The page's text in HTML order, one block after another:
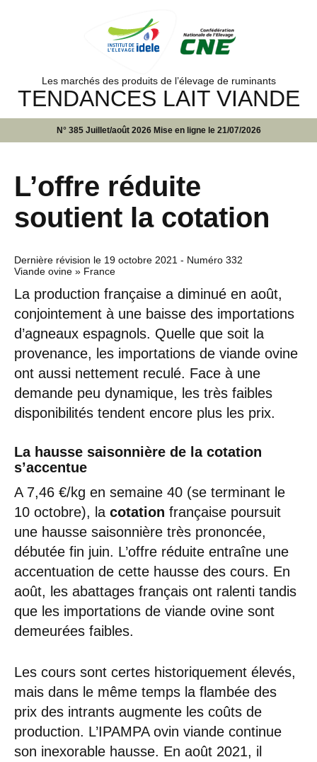
Les marchés des produits de l’élevage de ruminants
TENDANCES LAIT VIANDE
N° 385 Juillet/août 2026 Mise en ligne le 21/07/2026
L’offre réduite
soutient la cotation
Dernière révision le 19 octobre 2021 - Numéro 332
Viande ovine » France
La production française a diminué en août,
conjointement à une baisse des importations
d’agneaux espagnols. Quelle que soit la
provenance, les importations de viande ovine
ont aussi nettement reculé. Face à une
demande peu dynamique, les très faibles
disponibilités tendent encore plus les prix.
La hausse saisonnière de la cotation
s’accentue
A 7,46 €/kg en semaine 40 (se terminant le
10 octobre), la cotation française poursuit
une hausse saisonnière très prononcée,
débutée fin juin. L’offre réduite entraîne une
accentuation de cette hausse des cours. En
août, les abattages français ont ralenti tandis
que les importations de viande ovine sont
demeurées faibles.
Les cours sont certes historiquement élevés,
mais dans le même temps la flambée des
prix des intrants augmente les coûts de
production. L’IPAMPA ovin viande continue
son inexorable hausse. En août 2021, il